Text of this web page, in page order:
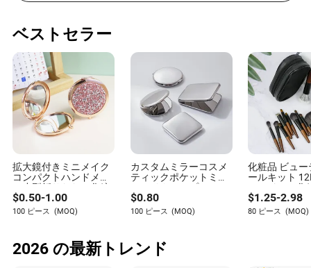
化
このスローダウンを引き起こしているのは何でしょう
か？その答えを見つけるためには、オーディエンスが音
楽を見つける方法がどのように変わったかを認識するこ
とが重要です。ラジオやMTVがヒットを一斉に放送して
王冠を授ける時代は終わりました。今や音楽の発見は、
アルゴリズム駆動のプレイリスト、TikTokでのバイラリ
ティ、個人的にキュレーションされた「For You」フィー
ドの混沌とした広がりです。
それがどのように展開されるかを見てみましょう。かつ
て新しいシングルのための王者であったトップ40ラジオ
は、毎年小さく、年齢層の高いリスナー層にしか届かな
くなっています。一方、アーティストを一夜にしてスタ
は、ストリーミング時代にはそれほど中心的ではありま
ベストセラー
拡大鏡付きミニメイク
コンパクトハンドメタ
ル小型折りたたみ化粧
ポケットミラー
$0.50-1.00
100 ピース (MOQ)
カスタムミラーコスメ
ティックポケットミラ
ーメイクアップツール
昇華金属コンパクトミ
ラー
$0.80
100 ピース (MOQ)
化粧品 ビュ
ールキット
ハンドルの
セット 顔用
アイシャドウ
$1.25-2.98
80 ピース (MOQ)
2026 の最新トレンド